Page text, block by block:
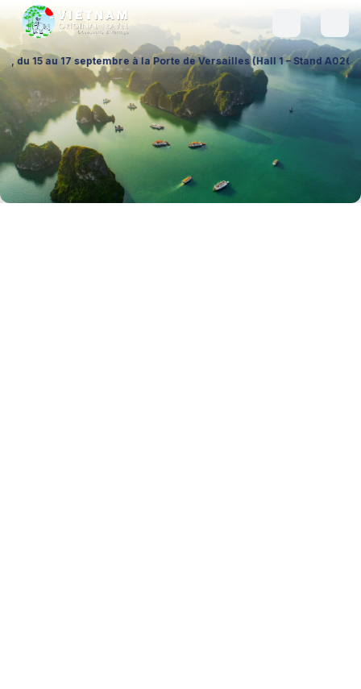
à la Porte de Versailles (Hall 1 – Stand A026), pour